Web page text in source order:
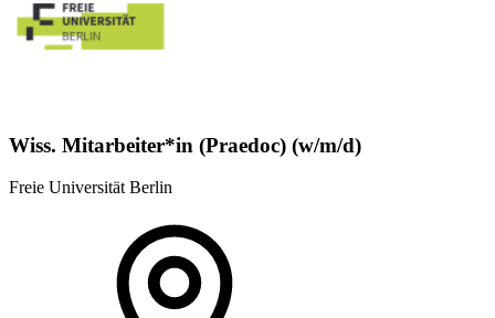
Wiss. Mitarbeiter*in (Praedoc) (w/m/d)
Freie Universität Berlin